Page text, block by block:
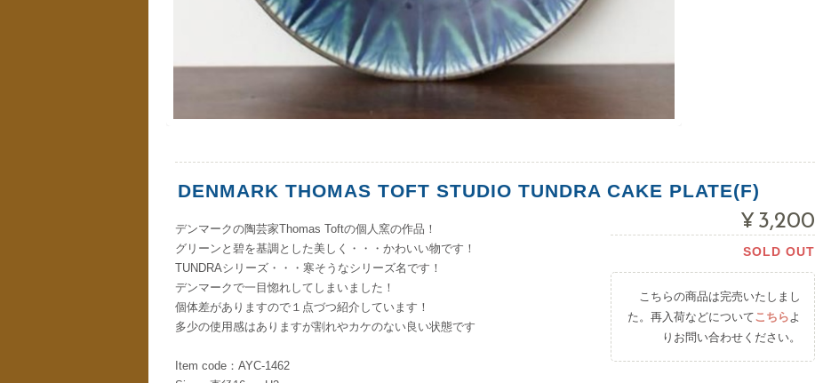
DENMARK THOMAS TOFT STUDIO TUNDRA CAKE PLATE(F)
デンマークの陶芸家Thomas Toftの個人窯の作品！
グリーンと碧を基調とした美しく・・・かわいい物です！
TUNDRAシリーズ・・・寒そうなシリーズ名です！
デンマークで一目惚れしてしまいました！
個体差がありますので１点づつ紹介しています！
多少の使用感はありますが割れやカケのない良い状態です
Item code：AYC-1462
¥3,200
SOLD OUT
こちらの商品は完売いたしまし
た。再入荷などについてこちら よ
りお問い合わせください。